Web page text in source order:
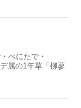
べにたで・
属の1年草「柳蓼